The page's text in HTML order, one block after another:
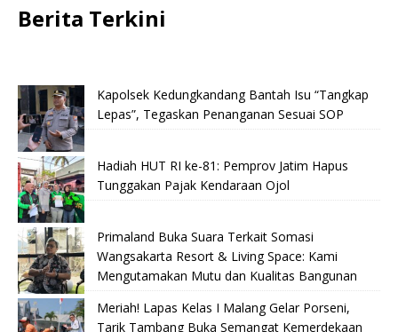
Berita Terkini
Kapolsek Kedungkandang Bantah Isu “Tangkap
Lepas”, Tegaskan Penanganan Sesuai SOP
Hadiah HUT RI ke-81: Pemprov Jatim Hapus
Tunggakan Pajak Kendaraan Ojol
Primaland Buka Suara Terkait Somasi
Wangsakarta Resort & Living Space: Kami
Mengutamakan Mutu dan Kualitas Bangunan
Meriah! Lapas Kelas I Malang Gelar Porseni,
Tarik Tambang Buka Semangat Kemerdekaan